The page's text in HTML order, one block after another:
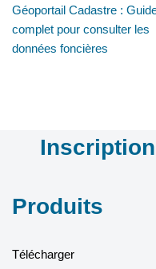
Géoportail Cadastre :
complet pour consulter les
données foncières
Produits
Télécharger